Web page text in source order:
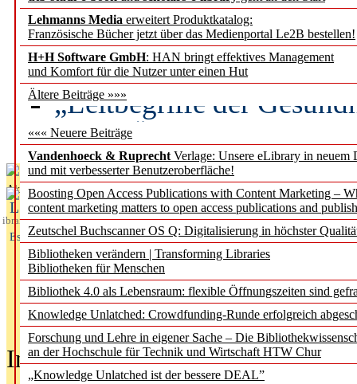
Lehmanns Media erweitert Produktkatalog:
Französische Bücher jetzt über das Medienportal Le2B bestellen!
H+H Software GmbH: HAN bringt effektives Management
und Komfort für die Nutzer unter einen Hut
Ältere Beiträge »»»
««« Neuere Beiträge
Vandenhoeck & Ruprecht Verlage: Unsere eLibrary in neuem
und mit verbesserter Benutzeroberfläche!
Boosting Open Access Publications with Content Marketing –
content marketing matters to open access publications and
Zeutschel Buchscanner OS Q: Digitalisierung in höchster
Bibliotheken verändern | Transforming Libraries
Bibliotheken für Menschen
Bibliothek 4.0 als Lebensraum: flexible Öffnungszeiten sind
Knowledge Unlatched: Crowdfunding-Runde erfolgreich
Forschung und Lehre in eigener Sache – Die
an der Hochschule für Technik und Wirtschaft HTW Chur
„Knowledge Unlatched ist der bessere DEAL”
Künstliche Intelligenz
besser zu verstehen
„Leitbegriffe der
des BIÖG erscheinen
Aktuelles aus
L
ibrary
Essentials
In der Ausgabe06/2026(August